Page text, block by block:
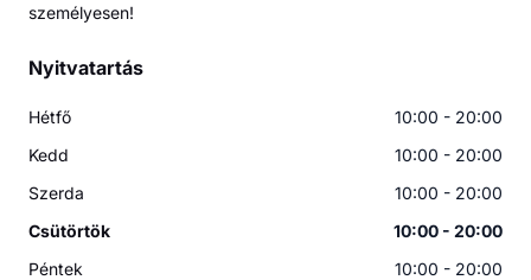
személyesen!
Nyitvatartás
Hétfő
10:00 - 20:00
Kedd
10:00 - 20:00
Szerda
10:00 - 20:00
Csütörtök
10:00 - 20:00
Péntek
10:00 - 20:00